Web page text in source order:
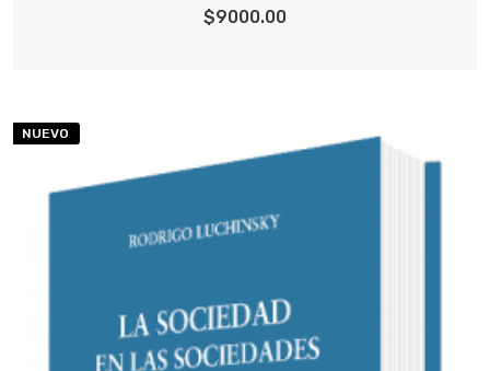
$9000.00
NUEVO